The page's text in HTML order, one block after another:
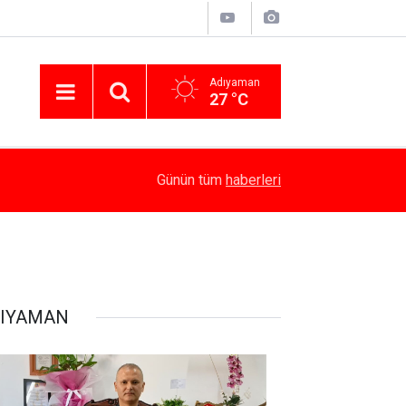
Adıyaman
27 °C
Yaz Kur’an Kursları’nda Bağımlılığın Zararları
Günün tüm haberleri